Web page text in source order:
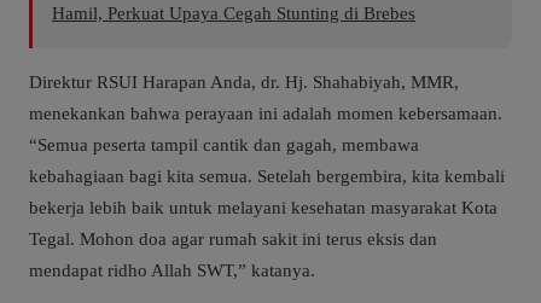
Hamil, Perkuat Upaya Cegah Stunting di Brebes
Direktur RSUI Harapan Anda, dr. Hj. Shahabiyah, MMR,
menekankan bahwa perayaan ini adalah momen kebersamaan.
“Semua peserta tampil cantik dan gagah, membawa
kebahagiaan bagi kita semua. Setelah bergembira, kita kembali
bekerja lebih baik untuk melayani kesehatan masyarakat Kota
Tegal. Mohon doa agar rumah sakit ini terus eksis dan
mendapat ridho Allah SWT,” katanya.